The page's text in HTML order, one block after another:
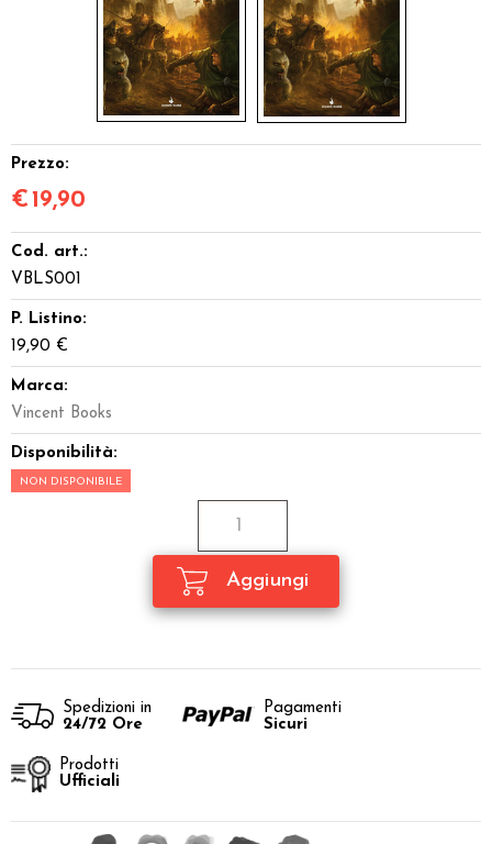
Prezzo:
€ 19,90
Cod. art.:
VBLS001
P. Listino:
19,90 €
Marca:
Vincent Books
Disponibilità:
NON DISPONIBILE
Spedizioni in
24/72 Ore
Pagamenti
Sicuri
Prodotti
Ufficiali